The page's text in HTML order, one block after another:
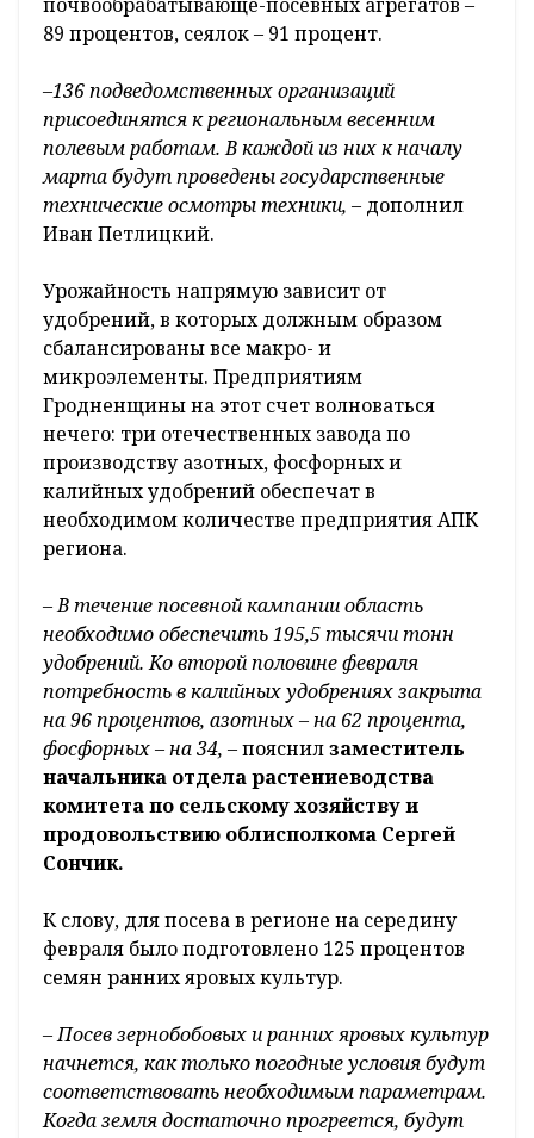
89 процентов, сеялок – 91 процент.
–136 подведомственных организаций
присоединятся к региональным весенним
полевым работам. В каждой из них к началу
марта будут проведены государственные
технические осмотры техники, – дополнил
Иван Петлицкий.
Урожайность напрямую зависит от
удобрений, в которых должным образом
сбалансированы все макро- и
микроэлементы. Предприятиям
Гродненщины на этот счет волноваться
нечего: три отечественных завода по
производству азотных, фосфорных и
калийных удобрений обеспечат в
необходимом количестве предприятия АПК
региона.
– В течение посевной кампании область
необходимо обеспечить 195,5 тысячи тонн
удобрений. Ко второй половине февраля
потребность в калийных удобрениях закрыта
на 96 процентов, азотных – на 62 процента,
фосфорных – на 34, – пояснилзаместитель
начальника отдела растениеводства
комитета по сельскому хозяйству и
продовольствию облисполкома Сергей
Сончик.
К слову, для посева в регионе на середину
февраля было подготовлено 125 процентов
семян ранних яровых культур.
– Посев зернобобовых и ранних яровых культур
начнется, как только погодные условия будут
соответствовать необходимым параметрам.
Когда земля достаточно прогреется, будут